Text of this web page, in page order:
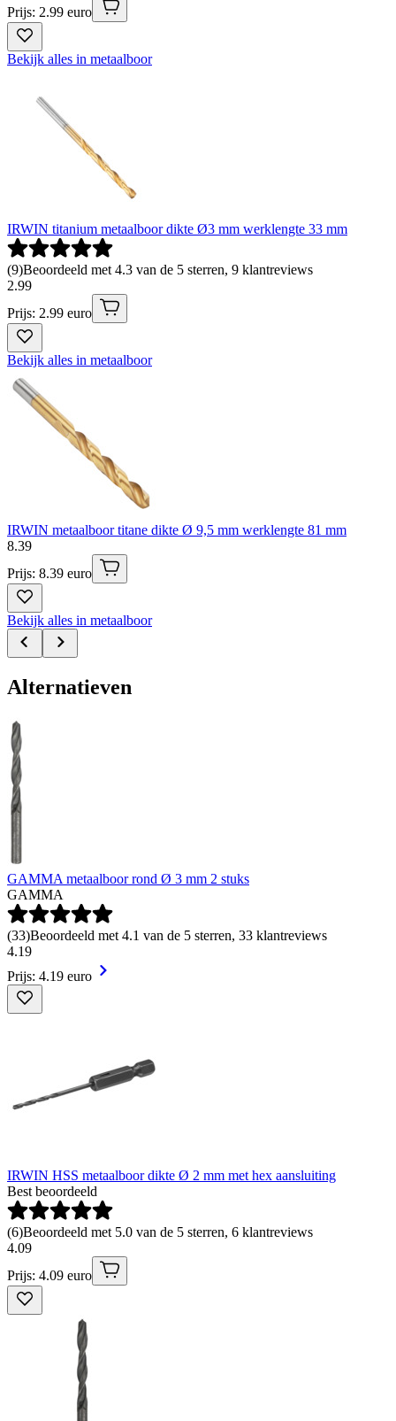
Prijs: 2.99 euro
Bekijk alles in metaalboor
IRWIN titanium metaalboor dikte Ø3 mm werklengte 33 mm
(9)Beoordeeld met 4.3 van de 5 sterren, 9 klantreviews
2.99
Prijs: 2.99 euro
Bekijk alles in metaalboor
IRWIN metaalboor titane dikte Ø 9,5 mm werklengte 81 mm
8.39
Prijs: 8.39 euro
Bekijk alles in metaalboor
Alternatieven
GAMMA metaalboor rond Ø 3 mm 2 stuks
GAMMA
(33)Beoordeeld met 4.1 van de 5 sterren, 33 klantreviews
4.19
Prijs: 4.19 euro
IRWIN HSS metaalboor dikte Ø 2 mm met hex aansluiting
Best beoordeeld
(6)Beoordeeld met 5.0 van de 5 sterren, 6 klantreviews
4.09
Prijs: 4.09 euro